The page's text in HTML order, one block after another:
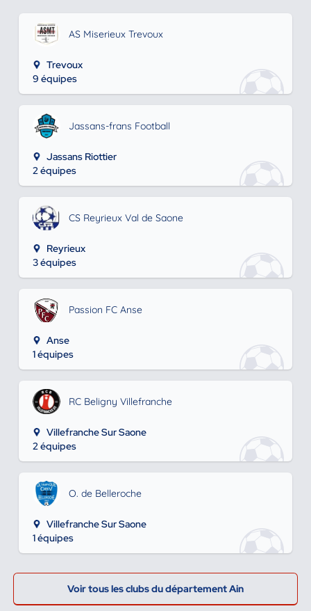
AS Miserieux Trevoux
Trevoux
9 équipes
Jassans-frans Football
Jassans Riottier
2 équipes
CS Reyrieux Val de Saone
Reyrieux
3 équipes
Passion FC Anse
Anse
1 équipes
RC Beligny Villefranche
Villefranche Sur Saone
2 équipes
O. de Belleroche
Villefranche Sur Saone
1 équipes
Voir tous les clubs du département Ain